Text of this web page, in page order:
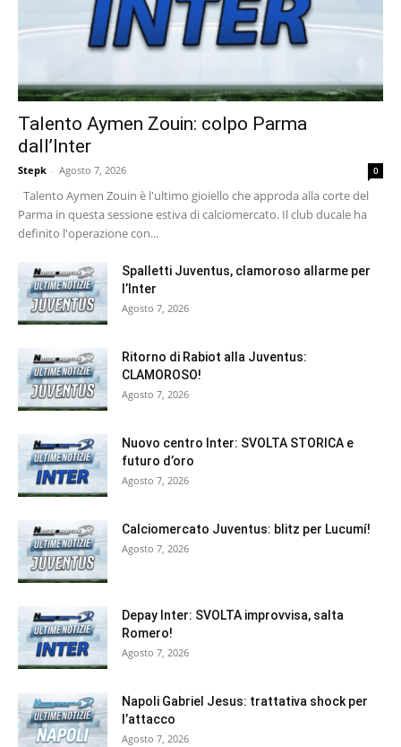
Talento Aymen Zouin: colpo Parma
dall’Inter
Stepk - Agosto 7, 2026 0
Talento Aymen Zouin è l'ultimo gioiello che approda alla corte del
Parma in questa sessione estiva di calciomercato. Il club ducale ha
definito l'operazione con...
Spalletti Juventus, clamoroso allarme per
l’Inter
Agosto 7, 2026
Ritorno di Rabiot alla Juventus:
CLAMOROSO!
Agosto 7, 2026
Nuovo centro Inter: SVOLTA STORICA e
futuro d’oro
Agosto 7, 2026
Calciomercato Juventus: blitz per Lucumí!
Agosto 7, 2026
Depay Inter: SVOLTA improvvisa, salta
Romero!
Agosto 7, 2026
Napoli Gabriel Jesus: trattativa shock per
l’attacco
Agosto 7, 2026